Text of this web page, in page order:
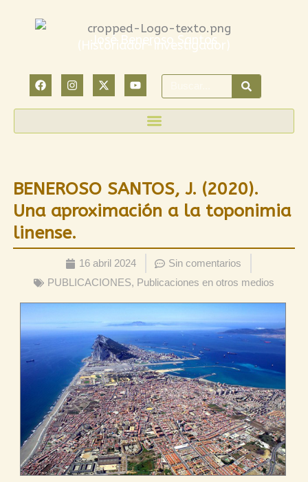
José Beneroso Santos
(Historiador-Investigador)
F
a
c
e
o
I
n
s
t
g
X
-
t
w
t
Y
o
u
t
b
BENEROSO SANTOS, J. (2020).
Una aproximación a la toponimia
linense.
16 abril 2024
Sin comentarios
PUBLICACIONES, Publicaciones en otros medios